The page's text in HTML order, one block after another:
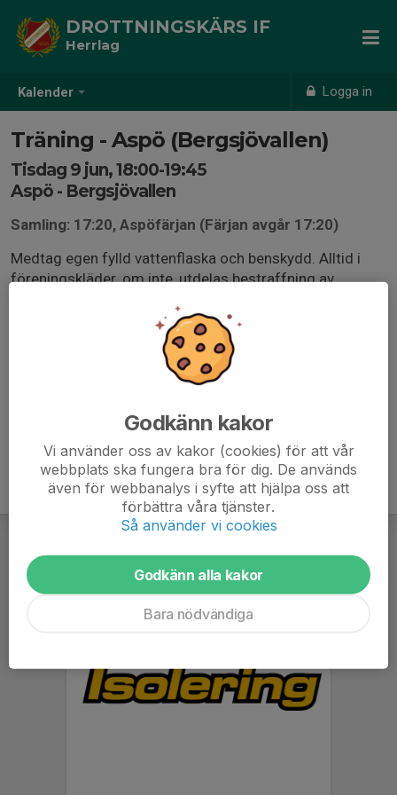
Kalender Logga in
DROTTNINGSKÄRS IF
Herrlag
Träning - Aspö (Bergsjövallen)
Tisdag 9 jun, 18:00-19:45
Aspö - Bergsjövallen
Samling: 17:20, Aspöfärjan (Färjan avgår 17:20)
Medtag egen fylld vattenflaska och benskydd. Alltid i
föreningskläder, om inte, utdelas bestraffning av
Godkänn kakor
Vi använder oss av kakor (cookies) för att vår
webbplats ska fungera bra för dig. De används
även för webbanalys i syfte att hjälpa oss att
förbättra våra tjänster.
Så använder vi cookies
Godkänn alla kakor
Bara nödvändiga